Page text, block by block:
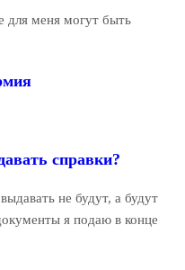
для меня могут быть
справки?
не будут, а будут
я подаю в конце